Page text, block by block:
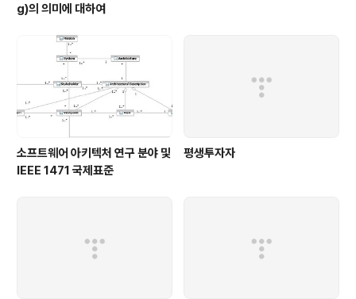
g)의 의미에 대하여
소프트웨어 아키텍처 연구 분야 및
IEEE 1471 국제표준
평생투자자